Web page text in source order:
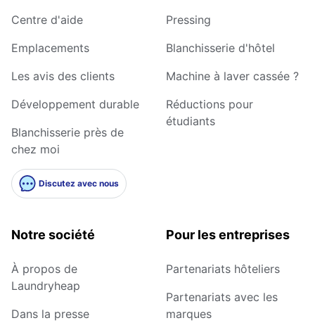
Centre d'aide
Emplacements
Les avis des clients
Développement durable
Blanchisserie près de
chez moi
Discutez avec nous
Pressing
Blanchisserie d'hôtel
Machine à laver cassée ?
Réductions pour
étudiants
Notre société
À propos de
Laundryheap
Dans la presse
Pour les entreprises
Partenariats hôteliers
Partenariats avec les
marques